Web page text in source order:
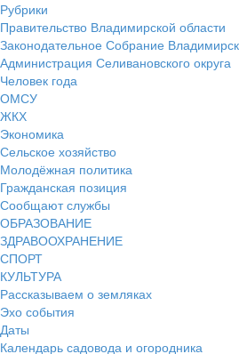
Рубрики
Правительство Владимирской области
Законодательное Собрание
Администрация Селивановского округа
Человек года
ОМСУ
ЖКХ
Экономика
Сельское хозяйство
Молодёжная политика
Гражданская позиция
Сообщают службы
ОБРАЗОВАНИЕ
ЗДРАВООХРАНЕНИЕ
СПОРТ
КУЛЬТУРА
Рассказываем о земляках
Эхо события
Даты
Календарь садовода и огородника